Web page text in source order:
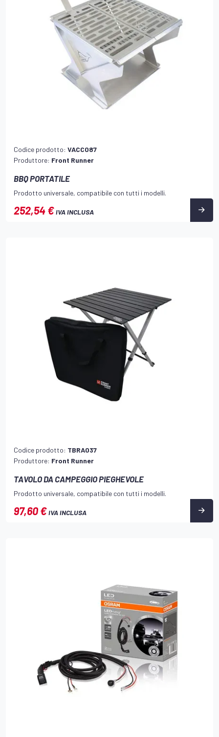
Codice prodotto: VACC087
Produttore: Front Runner
BBQ PORTATILE
Prodotto universale, compatibile con tutti i modelli.
252,54 €IVA INCLUSA
Codice prodotto: TBRA037
Produttore: Front Runner
TAVOLO DA CAMPEGGIO PIEGHEVOLE
Prodotto universale, compatibile con tutti i modelli.
97,60 €IVA INCLUSA